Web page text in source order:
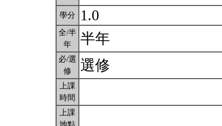
學分 1.0
全/半
年
半年
必/選
修
選修
上課
時間
上課
地點